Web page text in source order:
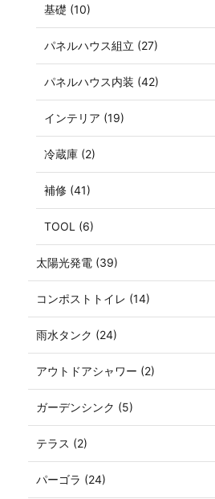
基礎 (10)
パネルハウス組立 (27)
パネルハウス内装 (42)
インテリア (19)
冷蔵庫 (2)
補修 (41)
TOOL (6)
太陽光発電 (39)
コンポストトイレ (14)
雨水タンク (24)
アウトドアシャワー (2)
ガーデンシンク (5)
テラス (2)
パーゴラ (24)